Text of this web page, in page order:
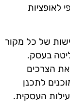
לאופציות
של כל מקור
בעסק.
את הצרכים
לתכנן
העסקית.